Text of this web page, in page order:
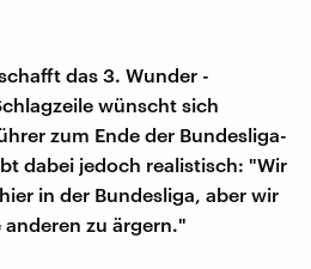
das 3. Wunder -
wünscht sich
zum Ende der Bundesliga-
dabei jedoch realistisch: "Wir
in der Bundesliga, aber wir
zu ärgern."